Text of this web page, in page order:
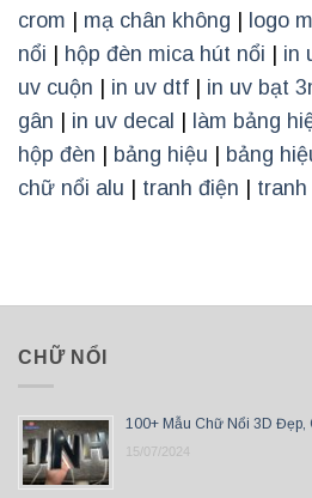
crom | mạ chân không | logo
nổi | hộp đèn mica hút nổi | in
uv cuộn | in uv dtf | in uv bạt
gân | in uv decal | làm bảng
hộp đèn | bảng hiệu | bảng
chữ nổi alu | tranh điện |
CHỮ NỔI
100+ Mẫu Chữ Nổi 3D Đẹp,
15/07/2024